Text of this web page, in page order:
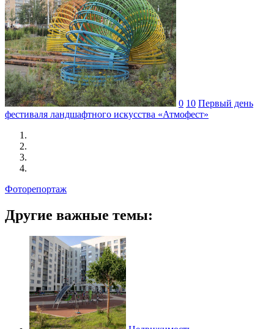
0 10 Первый день
фестиваля ландшафтного искусства «Атмофест»
Фоторепортаж
Другие важные темы: